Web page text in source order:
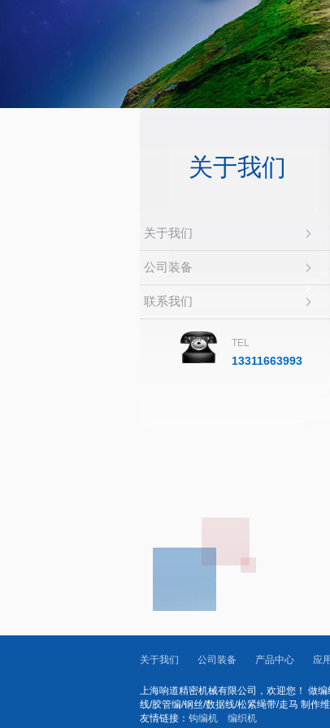
关于我们
关于我们
公司装备
联系我们
TEL
13311663993
关于我们 公司装备 产品中心 应
上海响道精密机械有限公司，欢迎您！ 做
线/胶管编/钢丝/数据线/松紧绳带/走马 制作
友情链接： 钩编机 编织机